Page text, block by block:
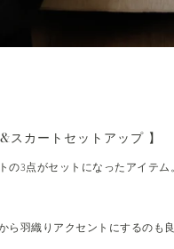
スカートセットアップ 】
の3点がセットになったアイテム。
ら羽織りアクセントにするの